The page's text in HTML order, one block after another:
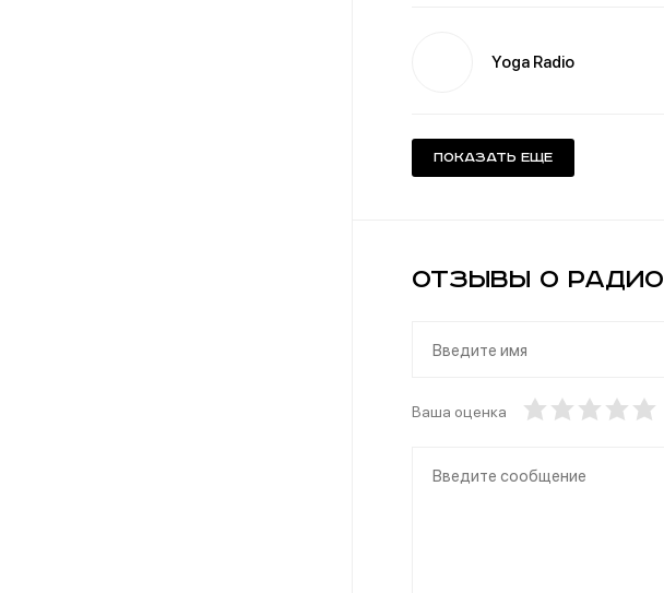
Yoga Radio
Показать еще
Отзывы о Радио
Ваша оценка